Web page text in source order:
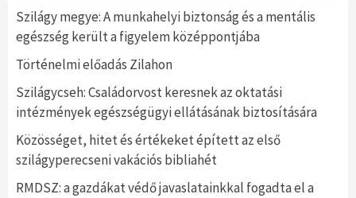
Szilágy megye: A munkahelyi biztonság és a mentális
egészség került a figyelem középpontjába
Történelmi előadás Zilahon
Szilágycseh: Családorvost keresnek az oktatási
intézmények egészségügyi ellátásának biztosítására
Közösséget, hitet és értékeket épített az első
szilágyperecseni vakációs bibliahét
RMDSZ: a gazdákat védő javaslatainkkal fogadta el a